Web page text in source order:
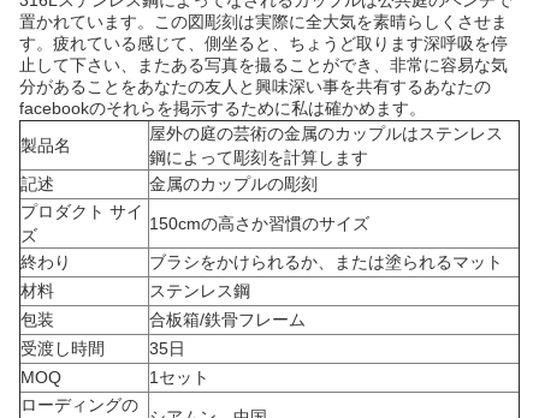
置かれています。この図彫刻は実際に全大気を素晴らしくさせま
す。疲れている感じて、側坐ると、ちょうど取ります深呼吸を停
止して下さい、またある写真を撮ることができ、非常に容易な気
分があることをあなたの友人と興味深い事を共有するあなたの
facebookのそれらを掲示するために私は確かめます。
製品名
屋外の庭の芸術の金属のカップルはステンレス
鋼によって彫刻を計算します
記述
金属のカップルの彫刻
プロダクト サイ
ズ
150cmの高さか習慣のサイズ
終わり
ブラシをかけられるか、または塗られるマット
材料
ステンレス鋼
包装
合板箱/鉄骨フレーム
受渡し時間
35日
MOQ
1セット
ローディングの